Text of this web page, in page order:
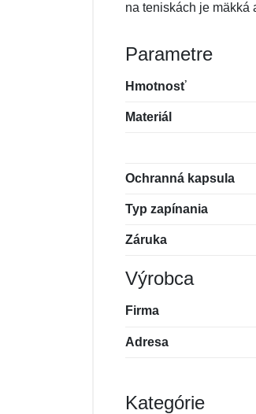
na teniskách je mäkká
Parametre
Hmotnosť
Materiál
Ochranná kapsula
Typ zapínania
Záruka
Výrobca
Firma
Adresa
Kategórie